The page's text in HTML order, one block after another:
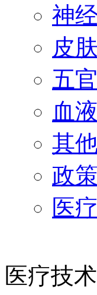
神
皮
五官
血液
其
政
医
医疗技术